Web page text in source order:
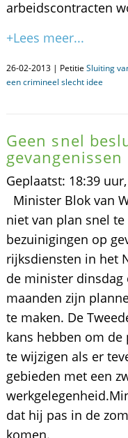
arbeidscontracten
+Lees meer...
26-02-2013 | Petitie Sluiting
een crimineel slecht idee
Geen snel
gevangenissen
Geplaatst: 18:39
Minister Blok van
niet van plan snel
bezuinigingen op
rijksdiensten in het
de minister
maanden zijn
te maken. De
kans hebben om
te wijzigen als er
gebieden met een
dat hij pas in de
komen.